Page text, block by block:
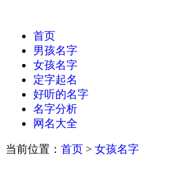
首页
男孩名字
女孩名字
定字起名
好听的名字
名字分析
网名大全
当前位置： 首页 > 女孩名字